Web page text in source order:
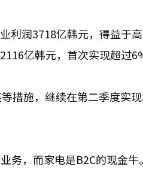
利润3718亿韩元，得益于
亿韩元，首次实现超过
措施，继续在第二季度实
务，而家电是B2C的现金